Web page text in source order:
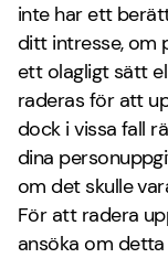
inte har ett
ditt intresse, om
ett olagligt sätt
raderas för att
dock i vissa fall
dina
om det skulle
För att radera
ansöka om